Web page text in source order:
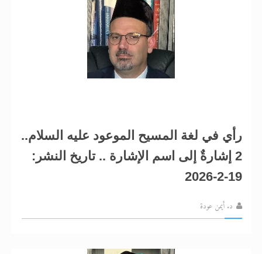
رأي في لغة المسيح الموعود عليه السلام..
2 إشارةٌ إلى اسم الإشارة .. تاريخ النشر:
19-2-2026
د. أيمن عودة